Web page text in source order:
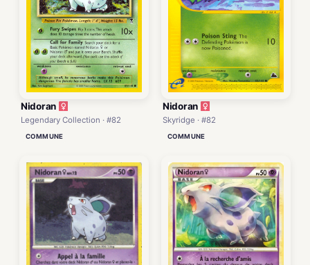
Nidoran
Legendary Collection · #82
COMMUNE
Nidoran
Skyridge · #82
COMMUNE